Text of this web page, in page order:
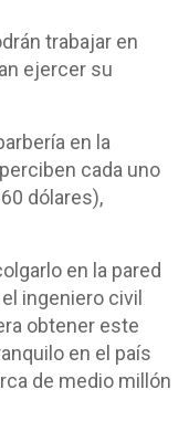
trabajar en
ejercer su
en la
cada uno
dólares),
en la pared
ingeniero civil
obtener este
en el país
de medio millón